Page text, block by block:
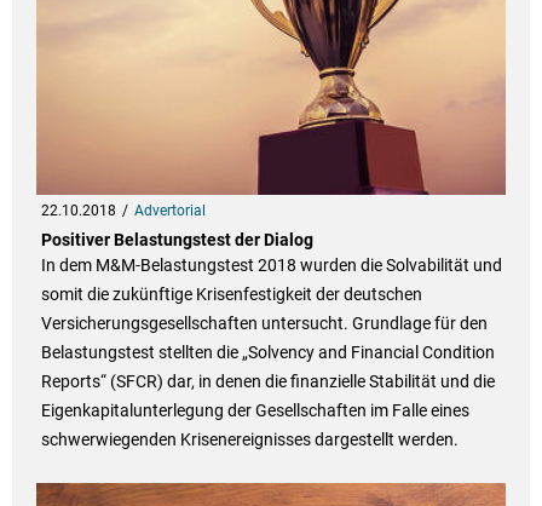
22.10.2018 Advertorial
Positiver Belastungstest der Dialog
In dem M&M-Belastungstest 2018 wurden die Solvabilität und
somit die zukünftige Krisenfestigkeit der deutschen
Versicherungsgesellschaften untersucht. Grundlage für den
Belastungstest stellten die „Solvency and Financial Condition
Reports“ (SFCR) dar, in denen die finanzielle Stabilität und die
Eigenkapitalunterlegung der Gesellschaften im Falle eines
schwerwiegenden Krisenereignisses dargestellt werden.